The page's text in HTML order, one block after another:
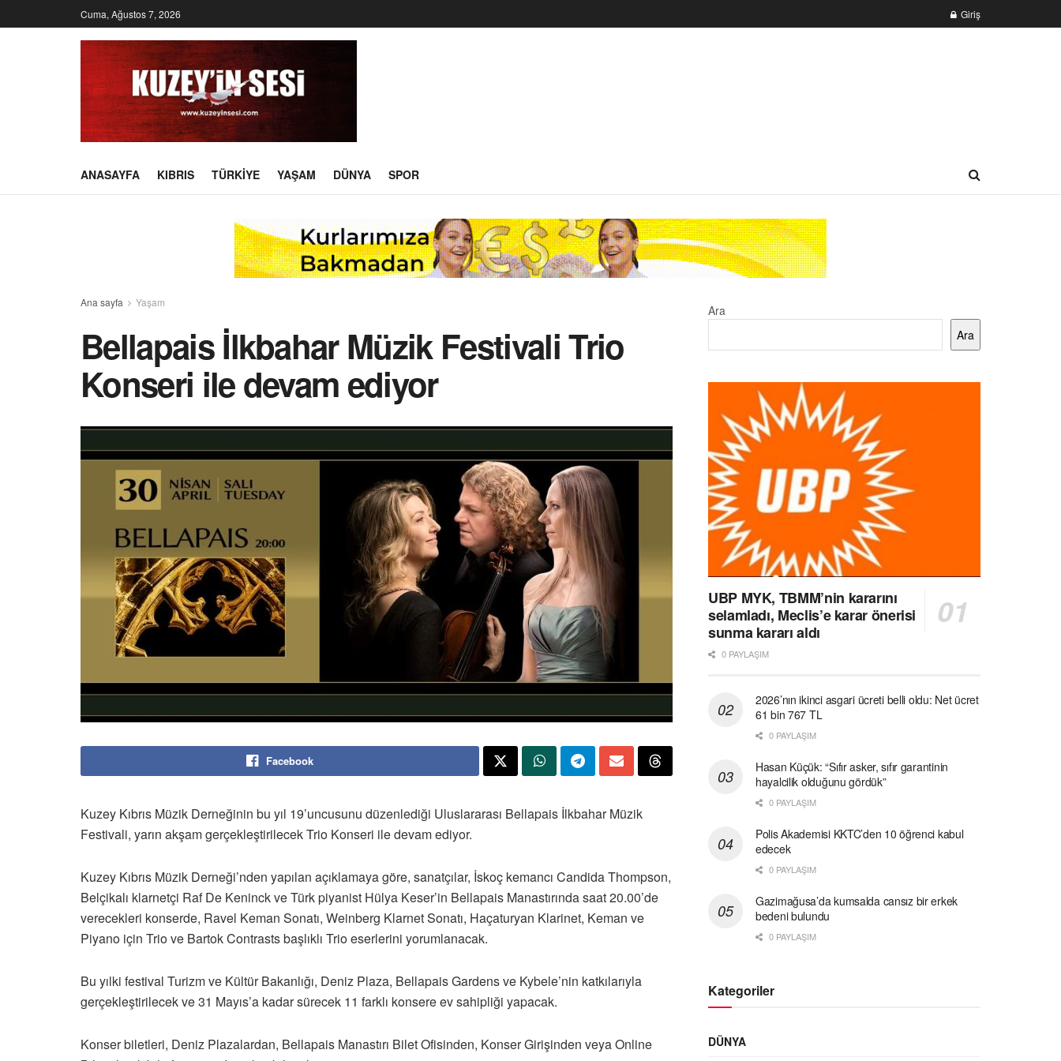
Cuma, Ağustos 7, 2026 Giriş
ANASAYFA KIBRIS TÜRKIYE YAŞAM DÜNYA SPOR
Ana sayfa Yaşam
Bellapais İlkbahar Müzik Festivali Trio
Konseri ile devam ediyor
Facebook
Kuzey Kıbrıs Müzik Derneğinin bu yıl 19’uncusunu düzenlediği Uluslararası Bellapais İlkbahar Müzik
Festivali, yarın akşam gerçekleştirilecek Trio Konseri ile devam ediyor.
Kuzey Kıbrıs Müzik Derneği’nden yapılan açıklamaya göre, sanatçılar, İskoç kemancı Candida Thompson,
Belçikalı klarnetçi Raf De Keninck ve Türk piyanist Hülya Keser’in Bellapais Manastırında saat 20.00’de
verecekleri konserde, Ravel Keman Sonatı, Weinberg Klarnet Sonatı, Haçaturyan Klarinet, Keman ve
Piyano için Trio ve Bartok Contrasts başlıklı Trio eserlerini yorumlanacak.
Bu yılki festival Turizm ve Kültür Bakanlığı, Deniz Plaza, Bellapais Gardens ve Kybele’nin katkılarıyla
gerçekleştirilecek ve 31 Mayıs’a kadar sürecek 11 farklı konsere ev sahipliği yapacak.
Konser biletleri, Deniz Plazalardan, Bellapais Manastırı Bilet Ofisinden, Konser Girişinden veya Online
Ara
Ara
UBP MYK, TBMM’nin kararını
selamladı, Meclis’e karar önerisi
sunma kararı aldı
0 PAYLAŞIM
2026’nın ikinci asgari ücreti belli oldu: Net ücret
61 bin 767 TL
0 PAYLAŞIM
Hasan Küçük: “Sıfır asker, sıfır garantinin
hayalcilik olduğunu gördük”
0 PAYLAŞIM
Polis Akademisi KKTC’den 10 öğrenci kabul
edecek
0 PAYLAŞIM
Gazimağusa’da kumsalda cansız bir erkek
bedeni bulundu
0 PAYLAŞIM
Kategoriler
DÜNYA